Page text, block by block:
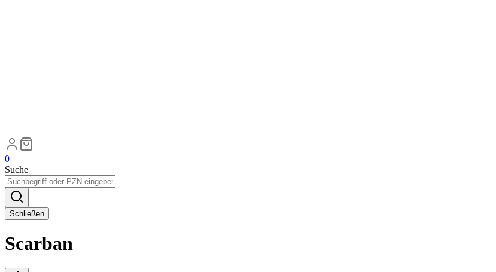
0
Suche
Schließen
Scarban